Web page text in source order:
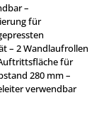
–
für
– 2 Wandlaufrollen
für
280 mm –
verwendbar